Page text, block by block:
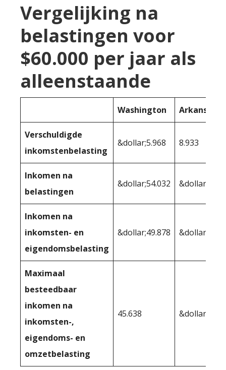
Vergelijking na
belastingen voor
$60.000 per jaar als
alleenstaande
Washington Arkansas
Verschuldigde
inkomstenbelasting
&dollar;5.968 8.933
Inkomen na
belastingen
&dollar;54.032
Inkomen na
inkomsten- en
eigendomsbelasting
&dollar;49.878
Maximaal
besteedbaar
inkomen na
inkomsten-,
eigendoms- en
omzetbelasting
45.638